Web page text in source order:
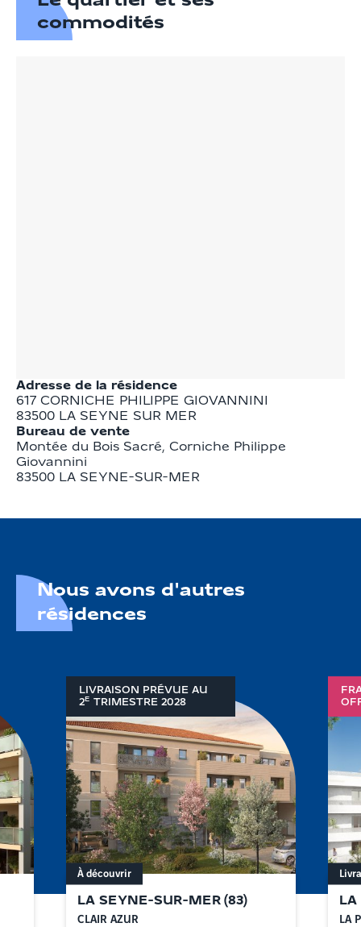
commodités
Adresse de la résidence
617 CORNICHE PHILIPPE GIOVANNINI
83500 LA SEYNE SUR MER
Bureau de vente
Montée du Bois Sacré, Corniche Philippe
Giovannini
83500 LA SEYNE-SUR-MER
Nous avons d'autres
résidences
LIVRAISON PRÉVUE AU
2E TRIMESTRE 2028
LA SEYNE-SUR-MER (83)
CLAIR AZUR
À découvrir
LA